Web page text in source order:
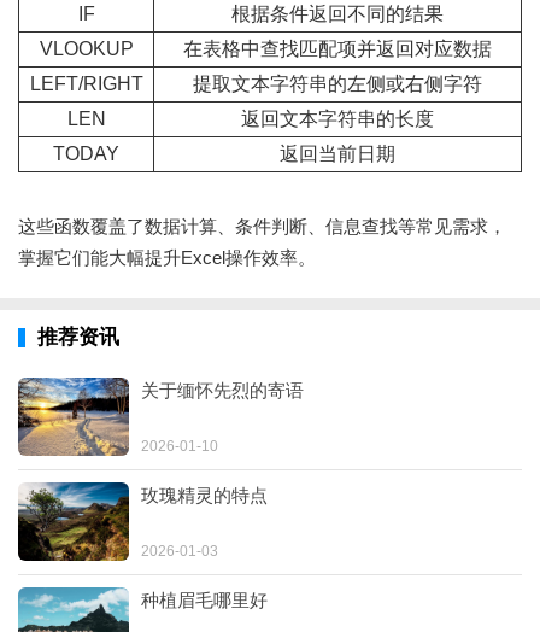
IF
根据条件返回不同的结果
VLOOKUP
在表格中查找匹配项并返回对应数据
LEFT/RIGHT
提取文本字符串的左侧或右侧字符
LEN
返回文本字符串的长度
TODAY
返回当前日期
这些函数覆盖了数据计算、条件判断、信息查找等常见需求，
掌握它们能大幅提升Excel操作效率。
推荐资讯
关于缅怀先烈的寄语
2026-01-10
玫瑰精灵的特点
2026-01-03
种植眉毛哪里好